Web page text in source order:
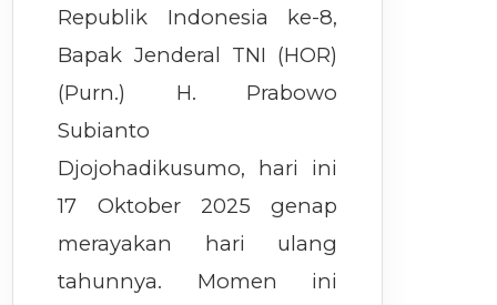
Republik Indonesia ke-8,
Bapak Jenderal TNI (HOR)
(Purn.) H. Prabowo
Subianto
Djojohadikusumo, hari ini
17 Oktober 2025 genap
merayakan hari ulang
tahunnya. Momen ini